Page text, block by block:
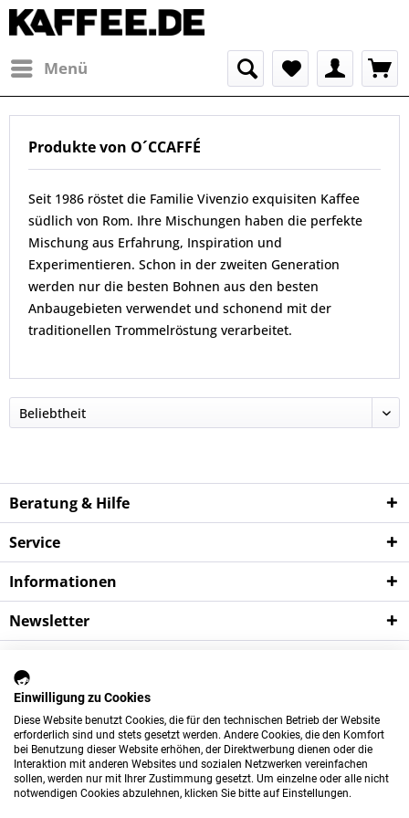
Menü
Produkte von O´CCAFFÉ
Seit 1986 röstet die Familie Vivenzio exquisiten Kaffee
südlich von Rom. Ihre Mischungen haben die perfekte
Mischung aus Erfahrung, Inspiration und
Experimentieren. Schon in der zweiten Generation
werden nur die besten Bohnen aus den besten
Anbaugebieten verwendet und schonend mit der
traditionellen Trommelröstung verarbeitet.
Beratung & Hilfe
Service
Informationen
Newsletter
*
Mehrwertsteuer sowie zzgl.
Nachnahmegebühren, sofern nicht anders beschrieben.
Das Angebot dieses Shops richtet sich ausschließlich an gewerbliche
Kunden.Der Mindestbestellwert beträgt 75 Euro.
Newsletter Über uns
Kontakt
Einwilligung zu Cookies
Diese Website benutzt Cookies, die für den technischen Betrieb der Website
erforderlich sind und stets gesetzt werden. Andere Cookies, die den Komfort
bei Benutzung dieser Website erhöhen, der Direktwerbung dienen oder die
Interaktion mit anderen Websites und sozialen Netzwerken vereinfachen
sollen, werden nur mit Ihrer Zustimmung gesetzt. Um einzelne oder alle nicht
notwendigen Cookies abzulehnen, klicken Sie bitte auf Einstellungen.